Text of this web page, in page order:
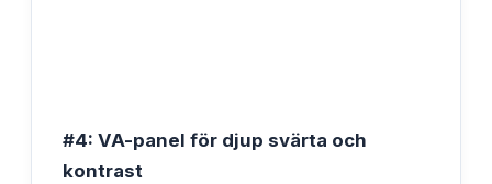
#4: VA-panel för djup svärta och
kontrast